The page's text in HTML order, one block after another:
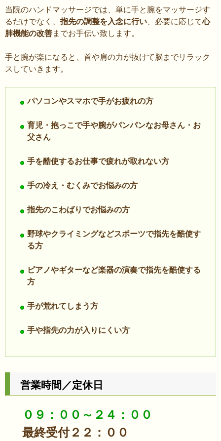
当院のハンドマッサージでは、単に手と腕をマッサージす
るだけでなく、 指先の調整を入念に行い 、必要に応じて心
肺機能の改善までお手伝い致します。
手と腕が楽になると、首や肩の力が抜けて脳までリラック
スしていきます。
パソコンやスマホで手がお疲れの方
育児・抱っこで手や腕がパンパンなお母さん・お
父さん
手を酷使するお仕事で疲れが取れない方
手の冷え・むくみでお悩みの方
指先のこわばりでお悩みの方
野球やクライミングなどスポーツで指先を酷使す
る方
ピアノやギターなど楽器の演奏で指先を酷使する
方
手が荒れてしまう方
手や指先の力が入りにくい方
営業時間／定休日
０９：００～２４：００
最終受付２２：００